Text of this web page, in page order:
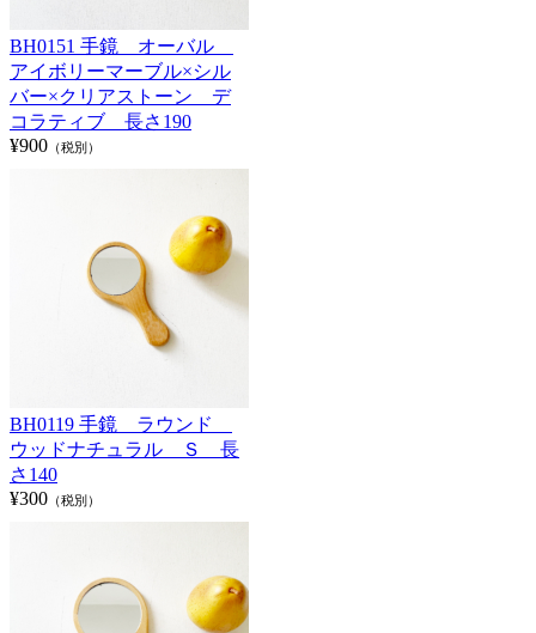
BH0151 手鏡 オーバル
アイボリーマーブル×シル
バー×クリアストーン デ
コラティブ 長さ190
¥900 （税別）
BH0119 手鏡 ラウンド
ウッドナチュラル Ｓ 長
さ140
¥300 （税別）